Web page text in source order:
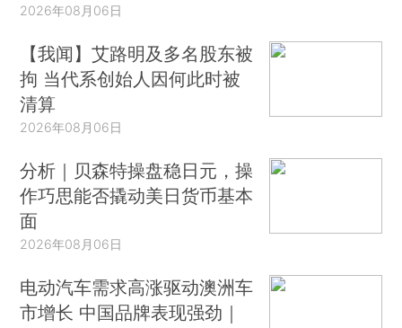
2026年08月06日
【我闻】艾路明及多名股东被
拘 当代系创始人因何此时被
清算
2026年08月06日
分析｜贝森特操盘稳日元，操
作巧思能否撬动美日货币基本
面
2026年08月06日
电动汽车需求高涨驱动澳洲车
市增长 中国品牌表现强劲｜